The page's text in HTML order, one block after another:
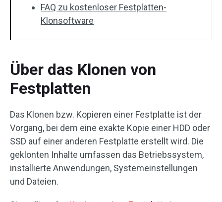
FAQ zu kostenloser Festplatten-
Klonsoftware
Über das Klonen von
Festplatten
Das Klonen bzw. Kopieren einer Festplatte ist der
Vorgang, bei dem eine exakte Kopie einer HDD oder
SSD auf einer anderen Festplatte erstellt wird. Die
geklonten Inhalte umfassen das Betriebssystem,
installierte Anwendungen, Systemeinstellungen
und Dateien.